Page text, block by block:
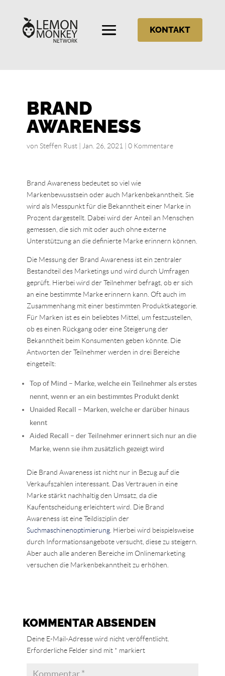
KONTAKT
BRAND
AWARENESS
von Steffen Rust| Jan. 26, 2021 0 Kommentare
Brand Awareness bedeutet so viel wie
Markenbewusstsein oder auch Markenbekanntheit. Sie
wird als Messpunkt für die Bekanntheit einer Marke in
Prozent dargestellt. Dabei wird der Anteil an Menschen
gemessen, die sich mit oder auch ohne externe
Unterstützung an die definierte Marke erinnern können.
Die Messung der Brand Awareness ist ein zentraler
Bestandteil des Marketings und wird durch Umfragen
geprüft. Hierbei wird der Teilnehmer befragt, ob er sich
an eine bestimmte Marke erinnern kann. Oft auch im
Zusammenhang mit einer bestimmten Produktkategorie.
Für Marken ist es ein beliebtes Mittel, um festzustellen,
ob es einen Rückgang oder eine Steigerung der
Bekanntheit beim Konsumenten geben könnte. Die
Antworten der Teilnehmer werden in drei Bereiche
eingeteilt:
Top of Mind – Marke, welche ein Teilnehmer als erstes
nennt, wenn er an ein bestimmtes Produkt denkt
Unaided Recall – Marken, welche er darüber hinaus
kennt
Aided Recall – der Teilnehmer erinnert sich nur an die
Marke, wenn sie ihm zusätzlich gezeigt wird
Die Brand Awareness ist nicht nur in Bezug auf die
Verkaufszahlen interessant. Das Vertrauen in eine
Marke stärkt nachhaltig den Umsatz, da die
Kaufentscheidung erleichtert wird. Die Brand
Awareness ist eine Teildisziplin der
Suchmaschinenoptimierung. Hierbei wird beispielsweise
durch Informationsangebote versucht, diese zu steigern.
Aber auch alle anderen Bereiche im Onlinemarketing
versuchen die Markenbekanntheit zu erhöhen.
KOMMENTAR ABSENDEN
Deine E-Mail-Adresse wird nicht veröffentlicht.
Erforderliche Felder sind mit * markiert